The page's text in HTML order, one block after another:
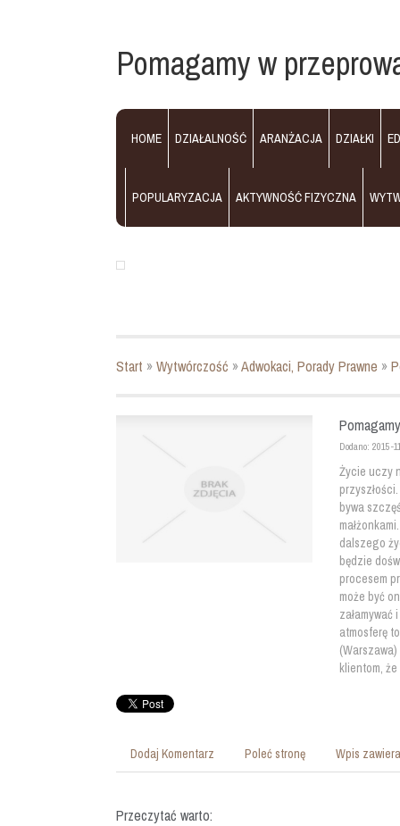
Pomagamy w
HOME DZIAŁALNOŚĆ ARANŻACJA DZIAŁKI
POPULARYZACJA AKTYWNOŚĆ FIZYCZNA
Start »Wytwórczość »Adwokaci, Porady Prawne »
Dodano: 2015-
Życie uczy
bywa
dalszego
będzie
procesem
może być
atmosferę
klientom,
Dodaj Komentarz Poleć stronę Wpis
Przeczytać warto: